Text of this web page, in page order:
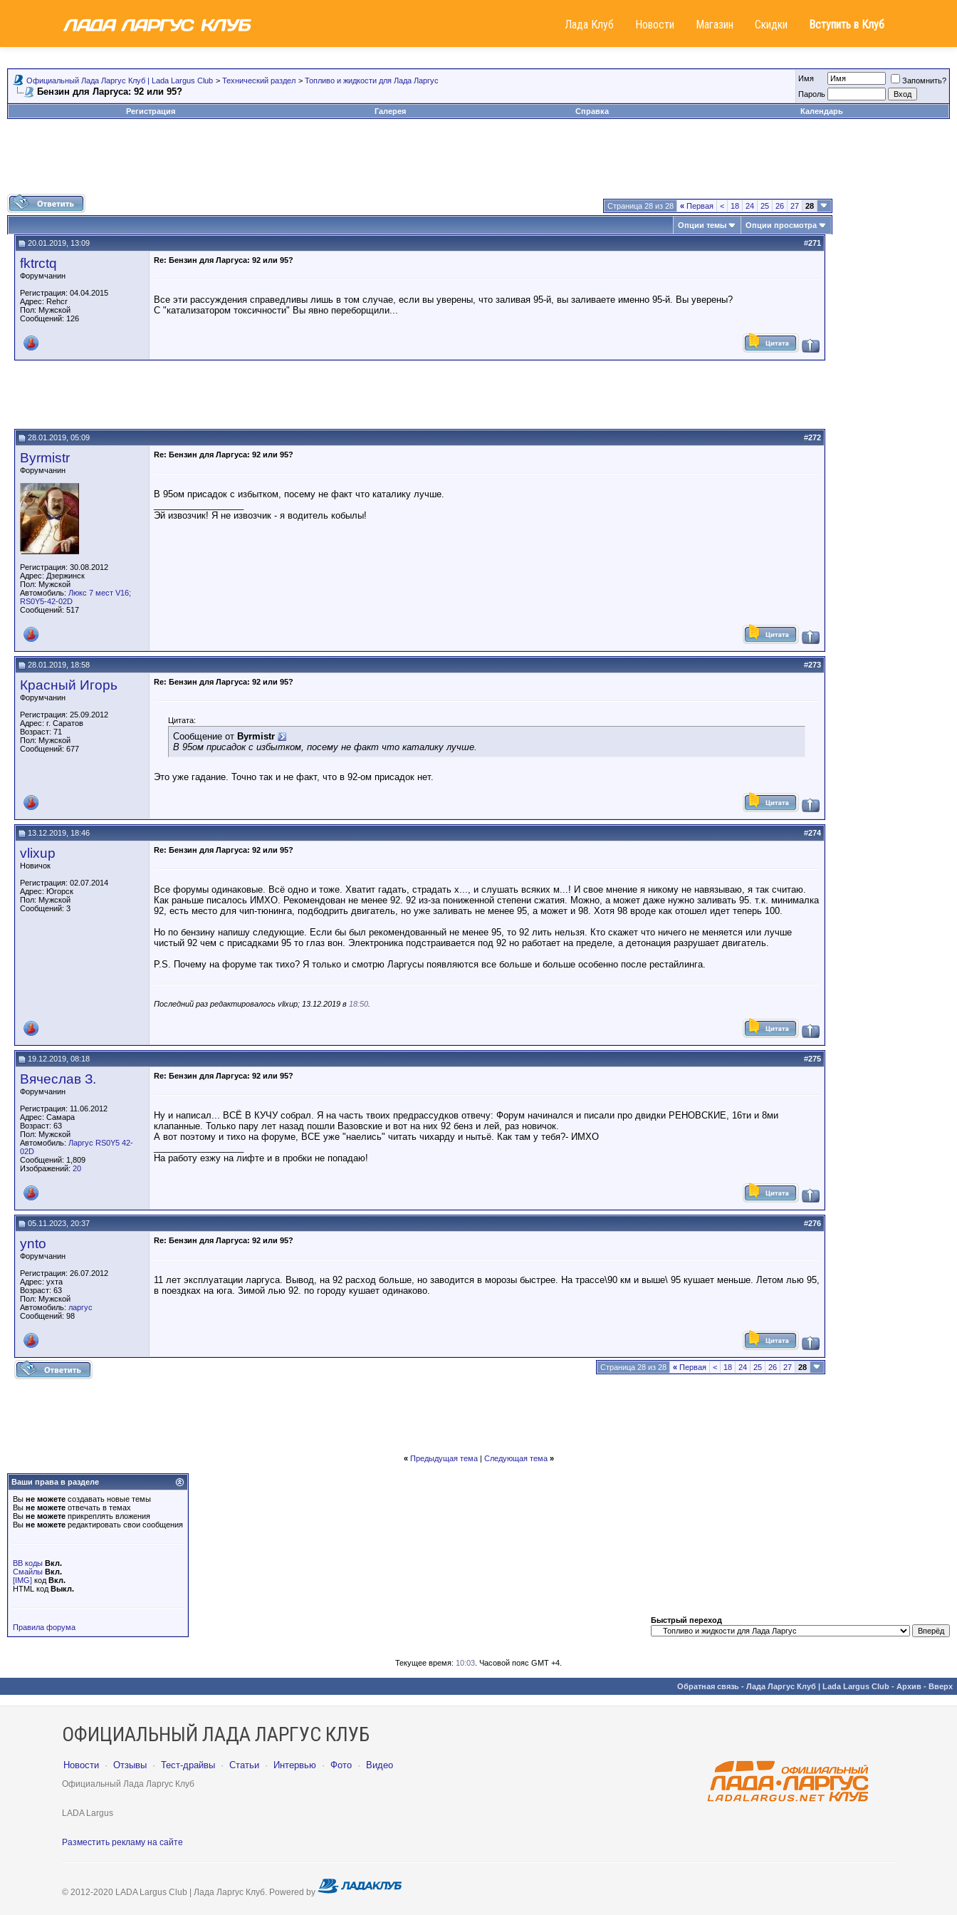
Лада Клуб Новости Магазин Скидки Вступить в Клуб
Официальный Лада Ларгус Клуб | Lada Largus Club > Технический раздел > Топливо и жидкости для Лада Ларгус
Бензин для Ларгуса: 92 или 95?
Имя
Запомнить?
Пароль
Регистрация
Галерея Справка Календарь
Страница 28 из 28 « Первая < 18 24 25 26 27 28
Опции темы Опции просмотра
20.01.2019, 13:09 #271
fktrctq
Форумчанин
Регистрация: 04.04.2015
Адрес: Rehcr
Пол: Мужской
Сообщений: 126
Re: Бензин для Ларгуса: 92 или 95?
Все эти рассуждения справедливы лишь в том случае, если вы уверены, что заливая 95-й, вы заливаете именно 95-й. Вы уверены?
С "катализатором токсичности" Вы явно переборщили...
28.01.2019, 05:09 #272
Byrmistr
Форумчанин
Регистрация: 30.08.2012
Адрес: Дзержинск
Пол: Мужской
Автомобиль: Люкс 7 мест V16;
RS0Y5-42-02D
Сообщений: 517
Re: Бензин для Ларгуса: 92 или 95?
В 95ом присадок с избытком, посему не факт что каталику лучше.
Эй извозчик! Я не извозчик - я водитель кобылы!
28.01.2019, 18:58 #273
Красный Игорь
Форумчанин
Регистрация: 25.09.2012
Адрес: г. Саратов
Возраст: 71
Пол: Мужской
Сообщений: 677
Re: Бензин для Ларгуса: 92 или 95?
Цитата:
Сообщение от Byrmistr
В 95ом присадок с избытком, посему не факт что каталику лучше.
Это уже гадание. Точно так и не факт, что в 92-ом присадок нет.
13.12.2019, 18:46 #274
vlixup
Новичок
Регистрация: 02.07.2014
Адрес: Югорск
Пол: Мужской
Сообщений: 3
Re: Бензин для Ларгуса: 92 или 95?
Все форумы одинаковые. Всё одно и тоже. Хватит гадать, страдать х..., и слушать всяких м...! И свое мнение я никому не навязываю, я так считаю.
Как раньше писалось ИМХО. Рекомендован не менее 92. 92 из-за пониженной степени сжатия. Можно, а может даже нужно заливать 95. т.к. минималка
92, есть место для чип-тюнинга, подбодрить двигатель, но уже заливать не менее 95, а может и 98. Хотя 98 вроде как отошел идет теперь 100.
Но по бензину напишу следующие. Если бы был рекомендованный не менее 95, то 92 лить нельзя. Кто скажет что ничего не меняется или лучше
чистый 92 чем с присадками 95 то глаз вон. Электроника подстраивается под 92 но работает на пределе, а детонация разрушает двигатель.
P.S. Почему на форуме так тихо? Я только и смотрю Ларгусы появляются все больше и больше особенно после рестайлинга.
Последний раз редактировалось vlixup; 13.12.2019 в 18:50
19.12.2019, 08:18 #275
Вячеслав З.
Форумчанин
Регистрация: 11.06.2012
Адрес: Самара
Возраст: 63
Пол: Мужской
Автомобиль: Ларгус RS0Y5 42-
02D
Сообщений: 1,809
Изображений: 20
Re: Бензин для Ларгуса: 92 или 95?
Ну и написал... ВСЁ В КУЧУ собрал. Я на часть твоих предрассудков отвечу: Форум начинался и писали про двидки РЕНОВСКИЕ, 16ти и 8ми
клапанные. Только пару лет назад пошли Вазовские и вот на них 92 бенз и лей, раз новичок.
А вот поэтому и тихо на форуме, ВСЕ уже "наелись" читать чихарду и нытьё. Как там у тебя?- ИМХО
На работу езжу на лифте и в пробки не попадаю!
05.11.2023, 20:37 #276
ynto
Форумчанин
Регистрация: 26.07.2012
Адрес: ухта
Возраст: 63
Пол: Мужской
Автомобиль: ларгус
Сообщений: 98
Re: Бензин для Ларгуса: 92 или 95?
11 лет эксплуатации ларгуса. Вывод, на 92 расход больше, но заводится в морозы быстрее. На трассе\90 км и выше\ 95 кушает меньше. Летом лью 95,
в поездках на юга. Зимой лью 92. по городу кушает одинаково.
Страница 28 из 28 « Первая < 18 24 25 26 27 28
« Предыдущая тема| Следующая тема »
Ваши права в разделе
Вы не можете создавать новые темы
Вы не можете отвечать в темах
Вы не можете прикреплять вложения
Вы не можете редактировать свои сообщения
BB коды Вкл.
Смайлы Вкл.
[IMG] код Вкл.
HTML код Выкл.
Правила форума
Быстрый переход
Текущее время: 10:03 . Часовой пояс GMT +4.
Обратная связь - Лада Ларгус Клуб | Lada Largus Club - Архив - Вверх
ОФИЦИАЛЬНЫЙ ЛАДА ЛАРГУС КЛУБ
Новости · Отзывы · Тест-драйвы · Статьи · Интервью · Фото · Видео
Официальный Лада Ларгус Клуб
LADA Largus
Разместить рекламу на сайте
© 2012-2020 LADA Largus Club | Лада Ларгус Клуб. Powered by